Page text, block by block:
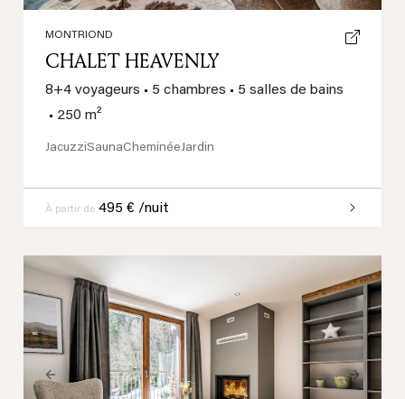
Previous Next
MONTRIOND
CHALET HEAVENLY
8+4 voyageurs • 5 chambres • 5 salles de bains
• 250 m²
JacuzziSaunaCheminéeJardin
À partir de 495 € /nuit